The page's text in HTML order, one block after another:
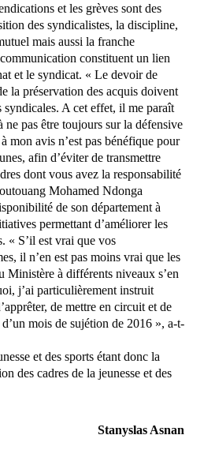
et les grèves sont des
des syndicalistes, la discipline,
mais aussi la franche
constituent un lien
et le syndicat. « Le devoir de
la préservation des acquis doivent
syndicales. A cet effet, il me paraît
pas être toujours sur la défensive
mon avis n’est pas bénéfique pour
afin d’éviter de transmettre
dont vous avez la responsabilité
Mohamed Ndonga
de son département à
permettant d’améliorer les
« S’il est vrai que vos
il n’en est pas moins vrai que les
Ministère à différents niveaux s’en
j’ai particulièrement instruit
de mettre en circuit et de
mois de sujétion de 2016 », a-t-
et des sports étant donc la
des cadres de la jeunesse et des
Stanyslas Asnan